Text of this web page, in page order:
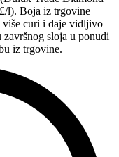
l). Boja iz trgovine
curi i daje vidljivo
sloja u ponudi
iz trgovine.